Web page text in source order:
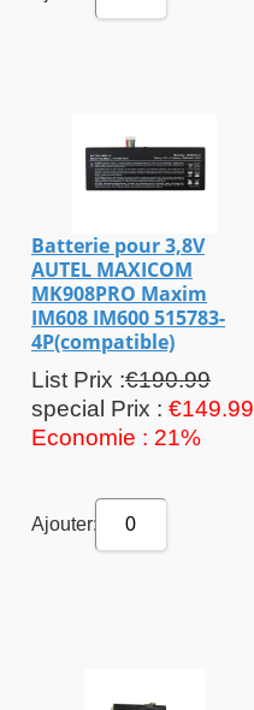
Batterie pour 3,8V
AUTEL MAXICOM
MK908PRO Maxim
IM608 IM600 515783-
4P(compatible)
List Prix :€190.99
special Prix : €149.99
Economie : 21%
Ajouter: 0